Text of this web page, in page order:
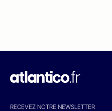
RECEVEZ NOTRE NEWSLETTER